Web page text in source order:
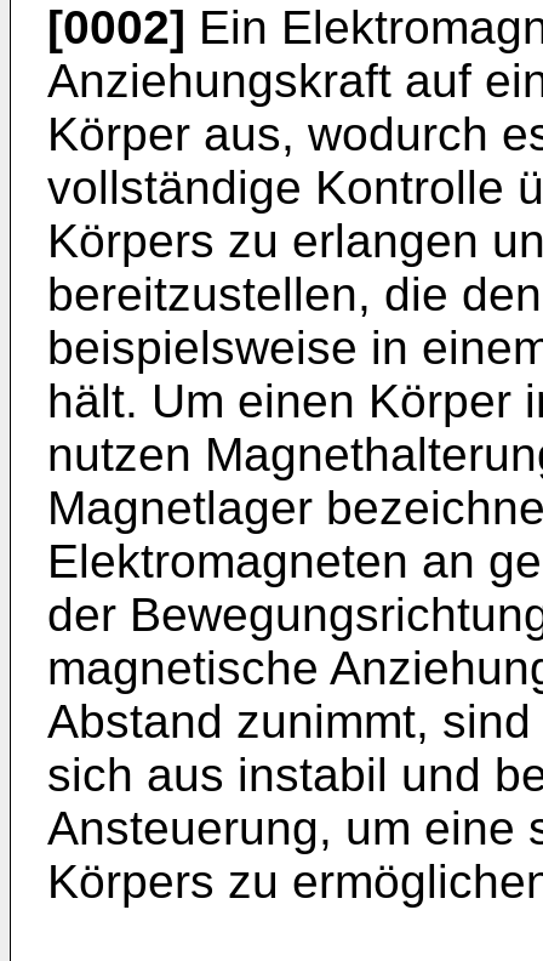
[0002] Ein
Anziehungskraft auf
Körper aus, wodurch
vollständige Kontrolle
Körpers zu erlangen
bereitzustellen, die
beispielsweise in
hält. Um einen Körper
nutzen
Magnetlager
Elektromagneten an
der
magnetische
Abstand zunimmt,
sich aus instabil und
Ansteuerung, um eine
Körpers zu